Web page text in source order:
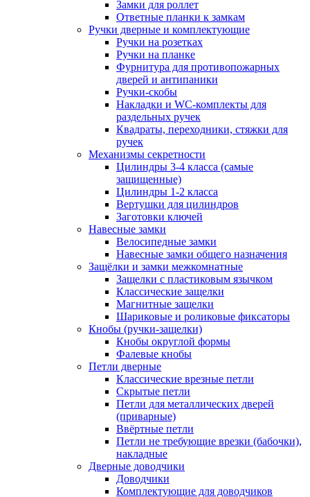
Замки для роллет
Ответные планки к замкам
Ручки дверные и комплектующие
Ручки на розетках
Ручки на планке
Фурнитура для противопожарных
дверей и антипаники
Ручки-скобы
Накладки и WC-комплекты для
раздельных ручек
Квадраты, переходники, стяжки для
ручек
Механизмы секретности
Цилиндры 3-4 класса (самые
защищенные)
Цилиндры 1-2 класса
Вертушки для цилиндров
Заготовки ключей
Навесные замки
Велосипедные замки
Навесные замки общего назначения
Защёлки и замки межкомнатные
Защелки с пластиковым язычком
Классические защелки
Магнитные защелки
Шариковые и роликовые фиксаторы
Кнобы (ручки-защелки)
Кнобы округлой формы
Фалевые кнобы
Петли дверные
Классические врезные петли
Скрытые петли
Петли для металлических дверей
(приварные)
Ввёртные петли
Петли не требующие врезки (бабочки),
накладные
Дверные доводчики
Доводчики
Комплектующие для доводчиков